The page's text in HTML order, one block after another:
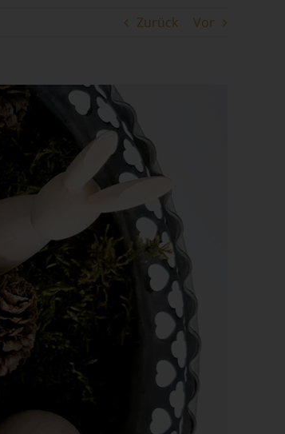
Zurück Vor